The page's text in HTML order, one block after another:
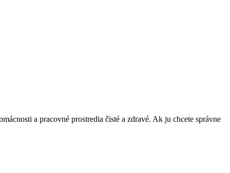
a pracovné prostredia čisté a zdravé. Ak ju chcete správne